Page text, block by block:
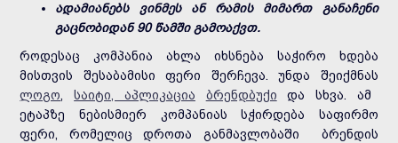
ადამიანებს ვინმეს ან რამის მიმართ განაჩენი
გაცნობიდან 90 წამში გამოაქვთ.
როდესაც კომპანია ახლა იხსნება საჭირო ხდება
მისთვის შესაბამისი ფერი შერჩევა. უნდა შეიქმნას
ლოგო ,საიტი, აპლიკაცია ბრენდბუქი და სხვა. ამ
ეტაპზე ნებისმიერ კომპანიას სჭირდება საფირმო
ფერი, რომელიც დროთა განმავლობაში ბრენდის